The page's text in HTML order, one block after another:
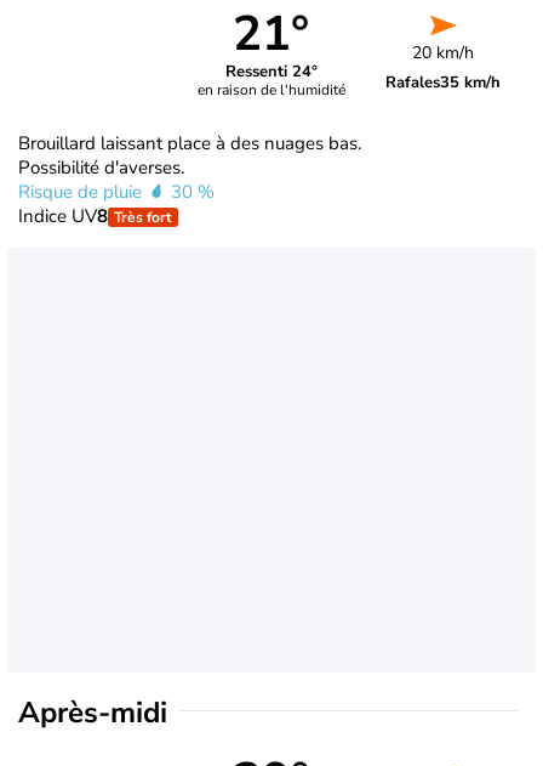
21°
Ressenti 24°
en raison de l'humidité
20 km/h
Rafales35 km/h
Brouillard laissant place à des nuages bas.
Possibilité d'averses.
Risque de pluie
30 %
Indice UV8 Très fort
Après-midi